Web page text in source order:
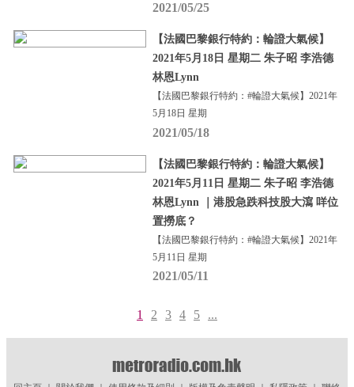
2021/05/25
【法國巴黎銀行特約：輪證大氣候】
2021年5月18日 星期二 朱子昭 李浩德
林恩Lynn
【法國巴黎銀行特約：#輪證大氣候】2021年
5月18日 星期
2021/05/18
【法國巴黎銀行特約：輪證大氣候】
2021年5月11日 星期二 朱子昭 李浩德
林恩Lynn ｜港股急跌科技股大瀉 咩位
置撈底？
【法國巴黎銀行特約：#輪證大氣候】2021年
5月11日 星期
2021/05/11
1 2 3 4 5 ...